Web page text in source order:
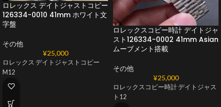
ロレックス デイトジャストコピー
126334-0010 41mm ホワイト文
字盤
その他
¥25,000
ロレックス デイトジャストコピー
M12
ロレックスコピー時計 デイトジャ
スト126334-0002 41mm Asian
ムーブメント搭載
その他
¥25,000
ロレックスコピー時計 デイトジャス
ト12